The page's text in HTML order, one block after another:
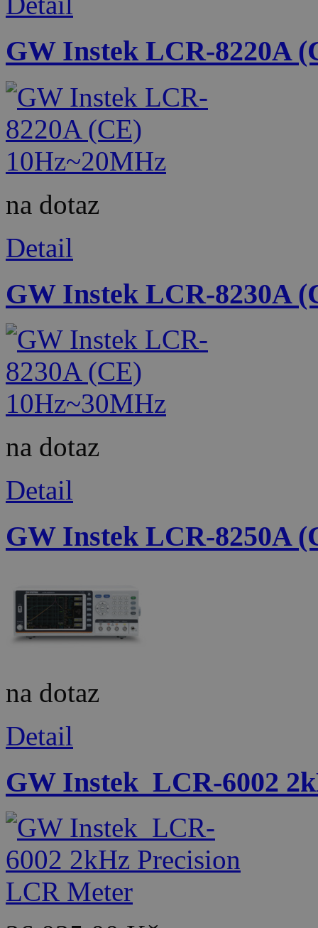
GW Instek LCR-8220A
na dotaz
Detail
GW Instek LCR-8230A
na dotaz
Detail
GW Instek LCR-8250A
na dotaz
Detail
GW Instek_LCR-6002